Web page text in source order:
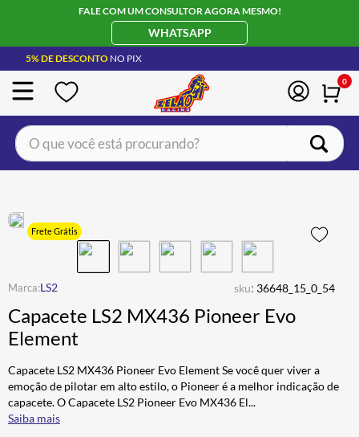
FALE COM UM CONSULTOR AGORA MESMO!
WHATSAPP
5% DE DESCONTO NO PIX
0
O que você está procurando?
Frete Grátis
LS2 sku: 36648_15_0_54
Capacete LS2 MX436 Pioneer Evo
Element
Capacete LS2 MX436 Pioneer Evo Element Se você quer viver a
emoção de pilotar em alto estilo, o Pioneer é a melhor indicação de
capacete. O Capacete LS2 Pioneer Evo MX436 El...
Saiba mais
2º BOTA
JAQUETA
4º ÓCULOS SOLAR
5º LUVA
6 º BAU
7º CALÇA
8º ALPINESTAR
9º AIROH